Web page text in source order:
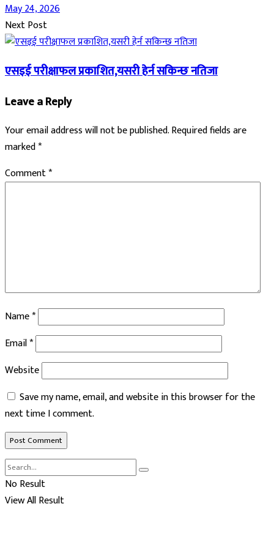
May 24, 2026
Next Post
एसइई परीक्षाफल प्रकाशित,यसरी हेर्न सकिन्छ नतिजा
Leave a Reply
Your email address will not be published.Required fields are
marked*
Comment*
Name*
Email*
Website
Save my name, email, and website in this browser for the
next time I comment.
No Result
View All Result